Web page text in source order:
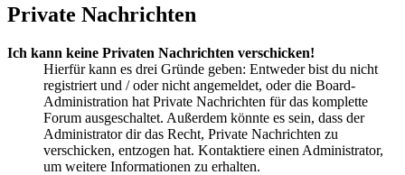
Private Nachrichten
Ich kann keine Privaten Nachrichten verschicken!
Hierfür kann es drei Gründe geben: Entweder bist du nicht
registriert und / oder nicht angemeldet, oder die Board-
Administration hat Private Nachrichten für das komplette
Forum ausgeschaltet. Außerdem könnte es sein, dass der
Administrator dir das Recht, Private Nachrichten zu
verschicken, entzogen hat. Kontaktiere einen Administrator,
um weitere Informationen zu erhalten.